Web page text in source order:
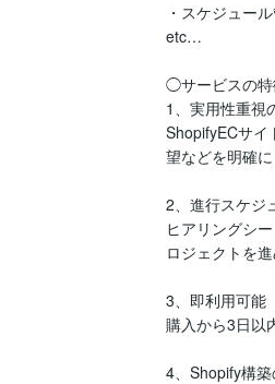
・スケジュー
etc…
◯サービスの
1、実用性重視
ShopifyECサイ
望などを明確
2、進行スケジ
ヒアリングシ
ロジェクトを
3、即利用可能
購入から3日以
4、Shopify構